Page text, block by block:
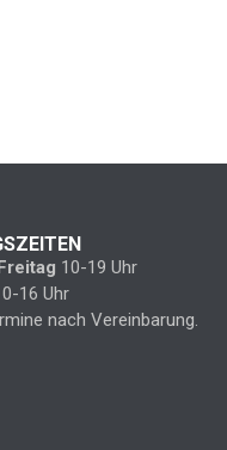
10-19 Uhr
16 Uhr
nach Vereinbarung.